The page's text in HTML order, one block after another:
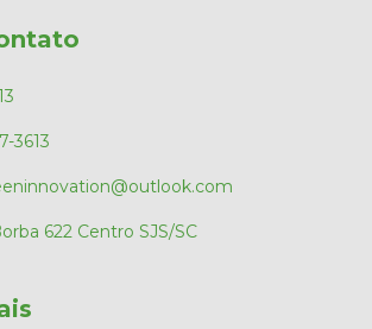
3613
622 Centro SJS/SC